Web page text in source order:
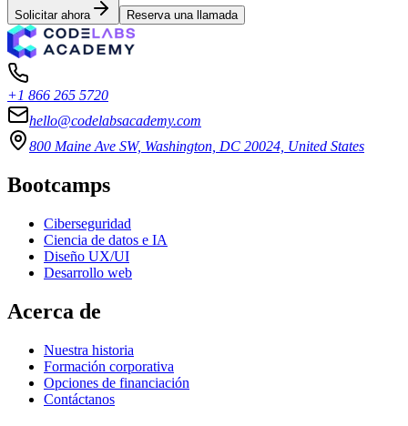
Solicitar ahora Reserva una llamada
+1 866 265 5720
hello@codelabsacademy.com
800 Maine Ave SW, Washington, DC 20024, United States
Bootcamps
Ciberseguridad
Ciencia de datos e IA
Diseño UX/UI
Desarrollo web
Acerca de
Nuestra historia
Formación corporativa
Opciones de financiación
Contáctanos